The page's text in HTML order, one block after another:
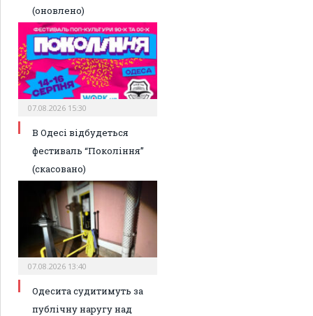
(оновлено)
07.08.2026 15:30
В Одесі відбудеться
фестиваль “Покоління”
(скасовано)
07.08.2026 13:40
Одесита судитимуть за
публічну наругу над